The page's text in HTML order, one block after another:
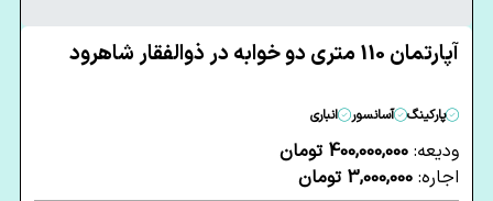
آپارتمان 110 متری دو خوابه در ذوالفقار شاهرود
پارکینگ آسانسور انباری
ودیعه: 400,000,000 تومان
اجاره: 3,000,000 تومان